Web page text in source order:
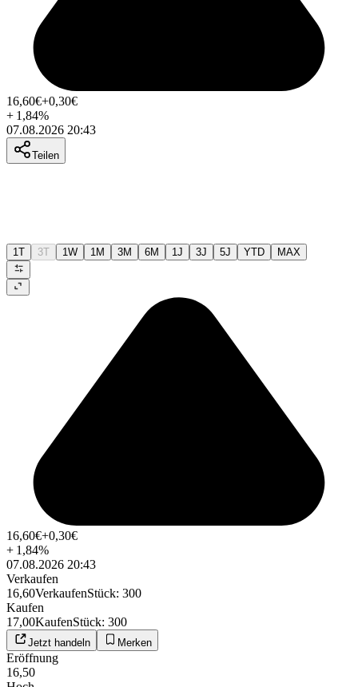
16,60€+0,30€
+ 1,84%
07.08.2026 20:43
Teilen
1T 3T 1W 1M 3M 6M 1J 3J 5J YTD MAX
16,60€+0,30€
+ 1,84%
07.08.2026 20:43
Verkaufen
16,60VerkaufenStück: 300
Kaufen
17,00KaufenStück: 300
Jetzt handeln Merken
Eröffnung
16,50